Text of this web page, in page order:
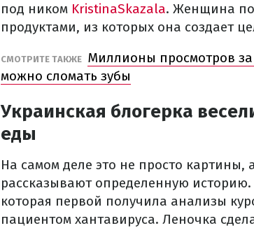
под ником KristinaSkazala. Женщина
продуктами, из которых она создает
СМОТРИТЕ ТАКЖЕ Миллионы просмотров за
можно сломать зубы
Украинская блогерка
еды
На самом деле это не просто
рассказывают определенную
которая первой получила анализы
пациентом хантавируса. Леночка